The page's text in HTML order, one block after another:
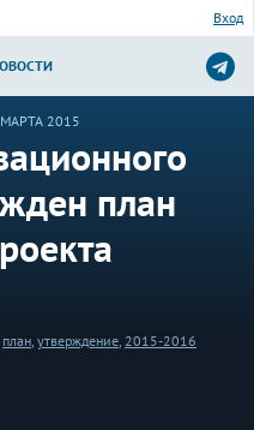
Вход
2015
план
план, утверждение, 2015-2016